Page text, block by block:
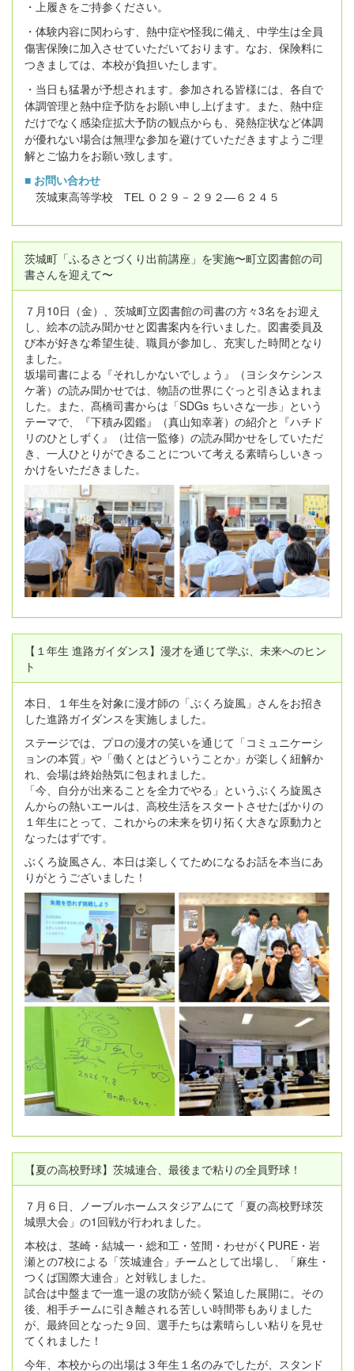
・上履きをご持参ください。
・体験内容に関わらす、熱中症や怪我に備え、中学生は全員
傷害保険に加入させていただいております。 なお、保険料に
つきましては、本校が負担いたします。
・当日も猛暑が予想されます。参加される皆様には、各自で
体調管理と熱中症予防をお願い申し上げます。また、熱中症
だけでなく感染症拡大予防の観点からも、発熱症状など体調
が優れない場合は無理な参加を避けていただきますようご理
解とご協力をお願い致します。
■ お問い合わせ
茨城東高等学校 TEL ０２９－２９２―６２４５
茨城町「ふるさとづくり出前講座」を実施〜町立図書館の司
書さんを迎えて〜
７月10日（金）、茨城町立図書館の司書の方々3名をお迎え
し、絵本の読み聞かせと図書案内を行いました。図書委員及
び本が好きな希望生徒、職員が参加し、充実した時間となり
ました。
坂場司書による『それしかないでしょう』（ヨシタケシンス
ケ著）の読み聞かせでは、物語の世界にぐっと引き込まれま
した。また、髙橋司書からは「SDGs ちいさな一歩」という
テーマで、『下積み図鑑』（真山知幸著）の紹介と『ハチド
リのひとしずく』（辻信一監修）の読み聞かせをしていただ
き、一人ひとりができることについて考える素晴らしいきっ
かけをいただきました。
【１年生 進路ガイダンス】漫才を通じて学ぶ、未来へのヒン
ト
本日、１年生を対象に漫才師の「ぶくろ旋風」さんをお招き
した進路ガイダンスを実施しました。
ステージでは、プロの漫才の笑いを通じて「コミュニケーシ
ョンの本質」や「働くとはどういうことか」が楽しく紐解か
れ、会場は終始熱気に包まれました。
「今、自分が出来ることを全力でやる」というぶくろ旋風さ
んからの熱いエールは、高校生活をスタートさせたばかりの
１年生にとって、これからの未来を切り拓く大きな原動力と
なったはずです。
ぶくろ旋風さん、本日は楽しくてためになるお話を本当にあ
りがとうございました！
【夏の高校野球】茨城連合、最後まで粘りの全員野球！
７月６日、ノーブルホームスタジアムにて「夏の高校野球茨
城県大会」の1回戦が行われました。
本校は、茎崎・結城一・総和工・笠間・わせがくPURE・岩
瀬との7校による「茨城連合」チームとして出場し、「麻生・
つくば国際大連合」と対戦しました。
試合は中盤まで一進一退の攻防が続く緊迫した展開に。その
後、相手チームに引き離される苦しい時間帯もありました
が、最終回となった９回、選手たちは素晴らしい粘りを見せ
てくれました！
今年、本校からの出場は３年生１名のみでしたが、スタンド